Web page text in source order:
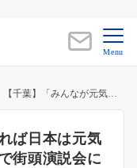
Menu
【千葉】「みんなが元気になれば日本は元気になる」榛葉幹事長が千葉市で街頭演説会に参加
ば日本は元気
街頭演説会に